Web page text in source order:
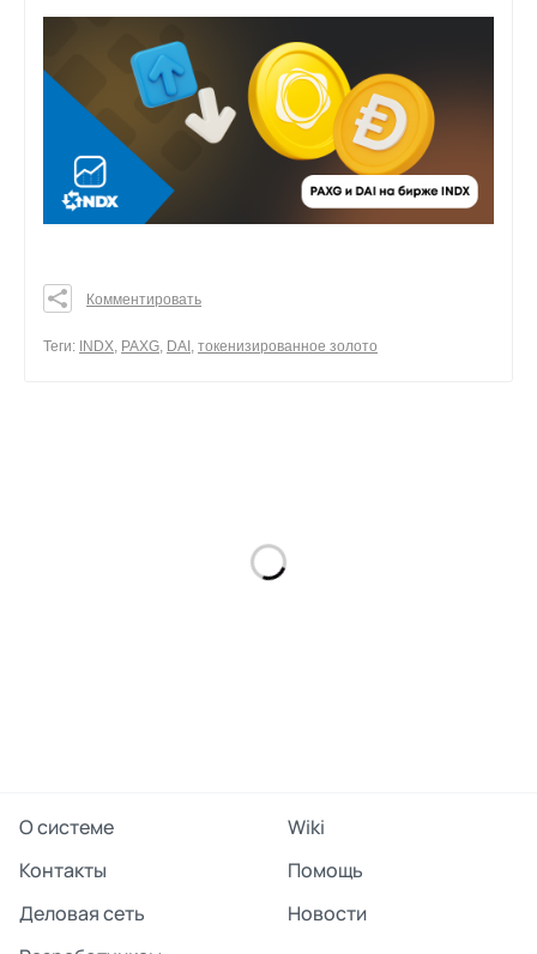
0
Комментировать
Теги: INDX, PAXG, DAI , токенизированное золото
О системе
Wiki
Контакты
Помощь
Деловая сеть
Новости